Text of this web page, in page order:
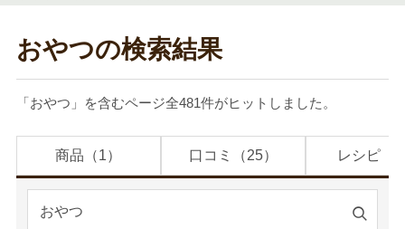
おやつの検索結果
「おやつ」を含むページ全481件がヒットしました。
商品（1） 口コミ（25） レシピ（